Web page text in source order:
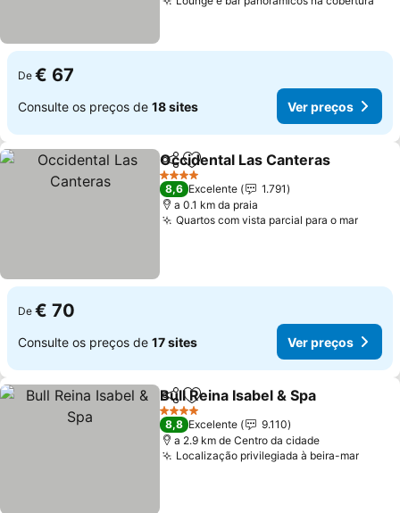
De € 67
Consulte os preços de 18 sites Ver preços
PartilharAdicionar aos favoritos
Occidental Las Canteras
4 Estrelas
8,6 Excelente
1.791
a 0.1 km da praia
Quartos com vista parcial para o mar
De € 70
Consulte os preços de 17 sites Ver preços
PartilharAdicionar aos favoritos
Bull Reina Isabel & Spa
4 Estrelas
8,8 Excelente
9.110
a 2.9 km de Centro da cidade
Localização privilegiada à beira-mar